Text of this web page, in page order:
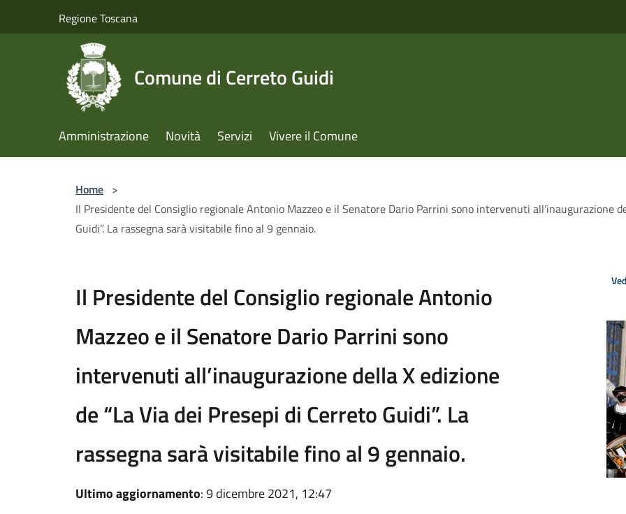
Regione Toscana
Comune di Cerreto Guidi
Amministrazione Novità Servizi Vivere il Comune
Home >
Il Presidente del Consiglio regionale Antonio Mazzeo e il Senatore Dario Parrini sono intervenuti all’inaugurazione
Guidi”. La rassegna sarà visitabile fino al 9 gennaio.
Il Presidente del Consiglio regionale Antonio
Mazzeo e il Senatore Dario Parrini sono
intervenuti all’inaugurazione della X edizione
de “La Via dei Presepi di Cerreto Guidi”. La
rassegna sarà visitabile fino al 9 gennaio.
Ultimo aggiornamento: 9 dicembre 2021, 12:47